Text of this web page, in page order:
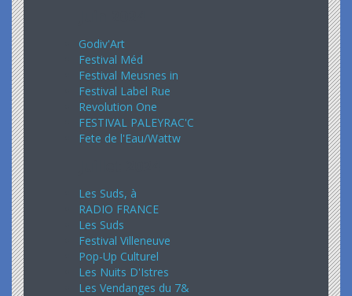
Godiv'Art
Festival Méd
Festival Meusnes in
Festival Label Rue
Revolution One
FESTIVAL PALEYRAC'C
Fete de l'Eau/Wattw
Les Suds, à
RADIO FRANCE
Les Suds
Festival Villeneuve
Pop-Up Culturel
Les Nuits D'Istres
Les Vendanges du 7&